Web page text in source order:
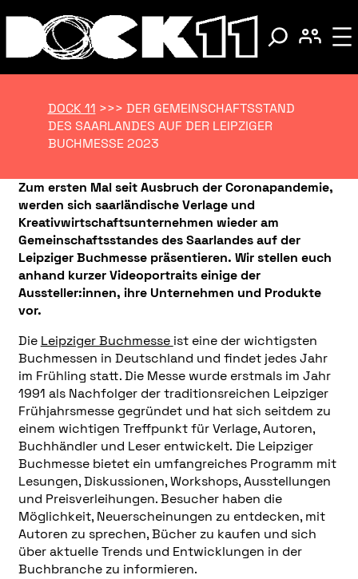
DOCK 11 >>> DER GEMEINSCHAFTSSTAND
DES SAARLANDES AUF DER LEIPZIGER
BUCHMESSE 2023
Zum ersten Mal seit Ausbruch der Coronapandemie,
werden sich saarländische Verlage und
Kreativwirtschaftsunternehmen wieder am
Gemeinschaftsstandes des Saarlandes auf der
Leipziger Buchmesse präsentieren. Wir stellen euch
anhand kurzer Videoportraits einige der
Aussteller:innen, ihre Unternehmen und Produkte
vor.
Die Leipziger Buchmesse ist eine der wichtigsten
Buchmessen in Deutschland und findet jedes Jahr
im Frühling statt. Die Messe wurde erstmals im Jahr
1991 als Nachfolger der traditionsreichen Leipziger
Frühjahrsmesse gegründet und hat sich seitdem zu
einem wichtigen Treffpunkt für Verlage, Autoren,
Buchhändler und Leser entwickelt. Die Leipziger
Buchmesse bietet ein umfangreiches Programm mit
Lesungen, Diskussionen, Workshops, Ausstellungen
und Preisverleihungen. Besucher haben die
Möglichkeit, Neuerscheinungen zu entdecken, mit
Autoren zu sprechen, Bücher zu kaufen und sich
über aktuelle Trends und Entwicklungen in der
Buchbranche zu informieren.